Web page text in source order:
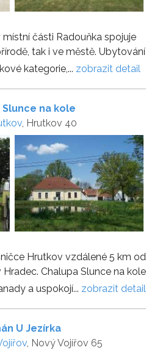
části Radouňka spojuje
tak i ve městě. Ubytování
kategorie,... zobrazit detail
na kole
, Hrutkov 40
Hrutkov vzdálené 5 km od
Chalupa Slunce na kole
a uspokojí... zobrazit detail
U Jezírka
, Nový Vojířov 65